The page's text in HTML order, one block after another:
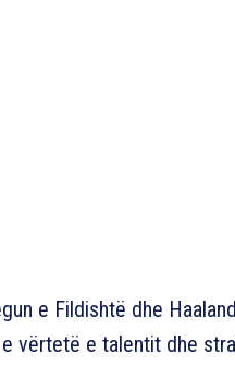
e Fildishtë dhe
vërtetë e talentit dhe